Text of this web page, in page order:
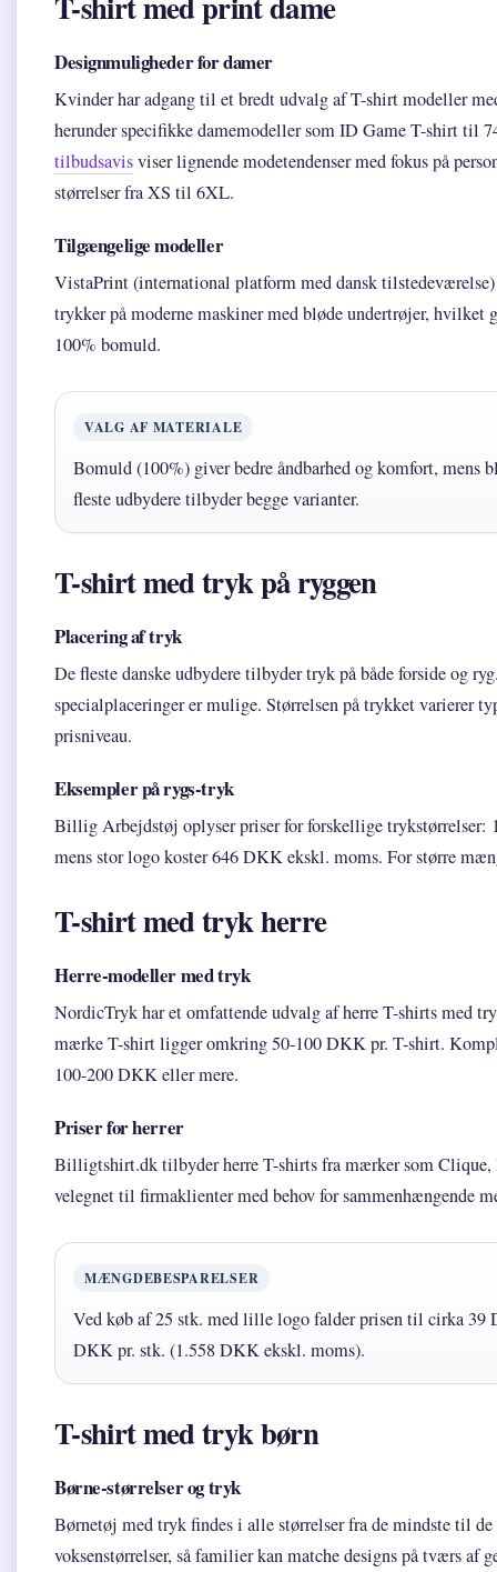
Designmuligheder for damer
Kvinder har adgang til et bredt udvalg af T-shirt modeller
herunder specifikke damemodeller som ID Game T-shirt
tilbudsavisviser lignende modetendenser med fokus på
størrelser fra XS til 6XL.
Tilgængelige modeller
VistaPrint (international platform med dansk
trykker på moderne maskiner med bløde undertrøjer,
100% bomuld.
VALG AF MATERIALE
Bomuld (100%) giver bedre åndbarhed og komfort, mens
fleste udbydere tilbyder begge varianter.
T-shirt med tryk på ryggen
Placering af tryk
De fleste danske udbydere tilbyder tryk på både forside og
specialplaceringer er mulige. Størrelsen på trykket varierer
prisniveau.
Eksempler på rygs-tryk
Billig Arbejdstøj oplyser priser for forskellige
mens stor logo koster 646 DKK ekskl. moms. For større
T-shirt med tryk herre
Herre-modeller med tryk
NordicTryk har et omfattende udvalg af herre T-shirts med
mærke T-shirt ligger omkring 50-100 DKK pr. T-shirt.
100-200 DKK eller mere.
Priser for herrer
Billigtshirt.dk tilbyder herre T-shirts fra mærker som
velegnet til firmaklienter med behov for sammenhængende
MÆNGDEBESPARELSER
Ved køb af 25 stk. med lille logo falder prisen til cirka
DKK pr. stk. (1.558 DKK ekskl. moms).
T-shirt med tryk børn
Børne-størrelser og tryk
Børnetøj med tryk findes i alle størrelser fra de mindste til
voksenstørrelser, så familier kan matche designs på tværs af